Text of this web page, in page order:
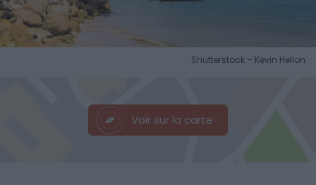
Shutterstock – Kevin Hellon
Voir sur la carte